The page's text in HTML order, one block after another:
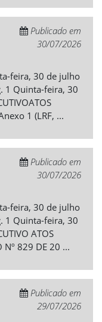
Publicado em
30/07/2026
feira, 30 de julho
1 Quinta-feira, 30
1 (LRF, ...
Publicado em
30/07/2026
feira, 30 de julho
1 Quinta-feira, 30
ATOS
Nº 829 DE 20 ...
Publicado em
29/07/2026